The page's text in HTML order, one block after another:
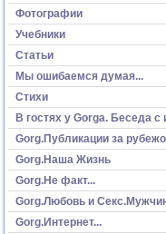
Фотографии
Учебники
Статьи
Мы ошибаемся думая...
Стихи
В гостях у Gorga. Беседа
Gorg.Публикации за
Gorg.Наша Жизнь
Gorg.Не факт...
Gorg.Любовь и
Gorg.Интернет...